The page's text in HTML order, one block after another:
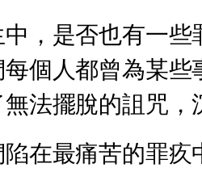
，是否也有一
個人都曾為某
法擺脫的詛咒，
在最痛苦的罪